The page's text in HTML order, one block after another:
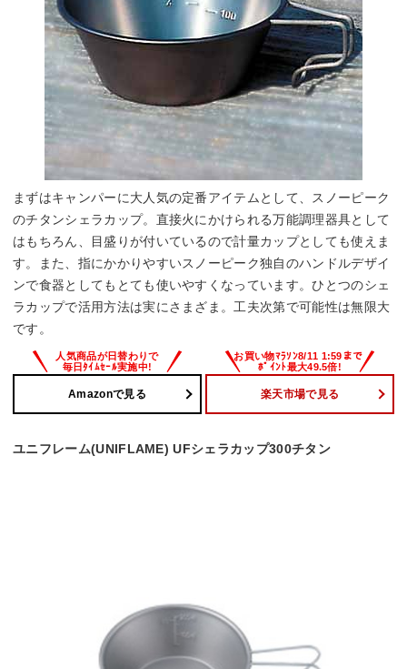
まずはキャンパーに大人気の定番アイテムとして、スノーピーク
のチタンシェラカップ。直接火にかけられる万能調理器具として
はもちろん、目盛りが付いているので計量カップとしても使えま
す。また、指にかかりやすいスノーピーク独自のハンドルデザイ
ンで食器としてもとても使いやすくなっています。ひとつのシェ
ラカップで活用方法は実にさまざま。工夫次第で可能性は無限大
です。
Amazonで見る 楽天市場で見る
ユニフレーム(UNIFLAME) UFシェラカップ300チタン